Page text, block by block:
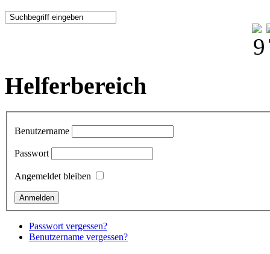
Helferbereich
Benutzername
Passwort
Angemeldet bleiben
Passwort vergessen?
Benutzername vergessen?